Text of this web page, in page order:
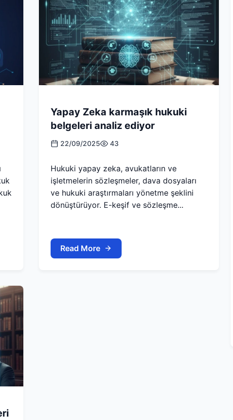
Yapay Zeka karmaşık hukuki
belgeleri analiz ediyor
22/09/2025 43
Hukuki yapay zeka, avukatların ve
işletmelerin sözleşmeler, dava dosyaları
ve hukuki araştırmaları yönetme şeklini
dönüştürüyor. E-keşif ve sözleşme...
Read More